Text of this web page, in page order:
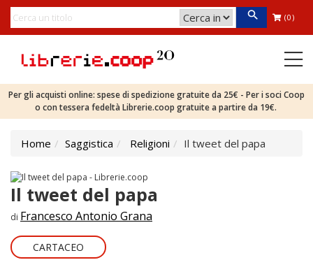
(0)
Per gli acquisti online: spese di spedizione gratuite da 25€ - Per i soci Coop
o con tessera fedeltà Librerie.coop gratuite a partire da 19€.
Home Saggistica Religioni Il tweet del papa
Il tweet del papa
di Francesco Antonio Grana
CARTACEO